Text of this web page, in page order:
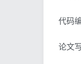
代码
论文